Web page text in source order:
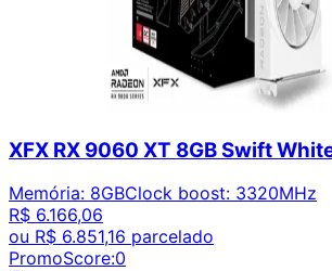
XFX RX 9060 XT 8GB Swift
Memória: 8GBClock boost: 3320MHz
R$ 6.166,06
ou R$ 6.851,16 parcelado
PromoScore:0